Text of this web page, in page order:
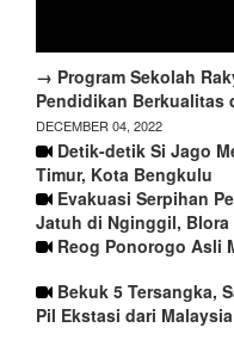
→ Program Sekolah
Pendidikan Berkualitas
DECEMBER 04, 2022
Detik-detik Si Jago
Timur, Kota Bengkulu
Evakuasi Serpihan
Jatuh di Nginggil, Blora
Reog Ponorogo Asli
Bekuk 5 Tersangka,
Pil Ekstasi dari Malaysia